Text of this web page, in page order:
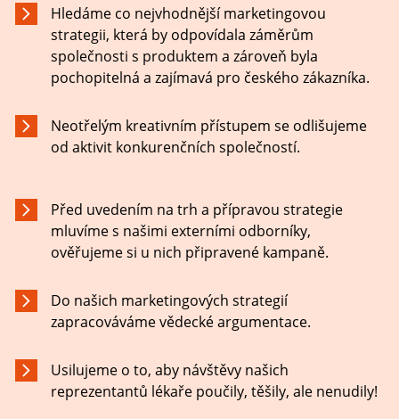
Hledáme co nejvhodnější marketingovou
strategii, která by odpovídala záměrům
společnosti s produktem a zároveň byla
pochopitelná a zajímavá pro českého zákazníka.
Neotřelým kreativním přístupem se odlišujeme
od aktivit konkurenčních společností.
Před uvedením na trh a přípravou strategie
mluvíme s našimi externími odborníky,
ověřujeme si u nich připravené kampaně.
Do našich marketingových strategií
zapracováváme vědecké argumentace.
Usilujeme o to, aby návštěvy našich
reprezentantů lékaře poučily, těšily, ale nenudily!